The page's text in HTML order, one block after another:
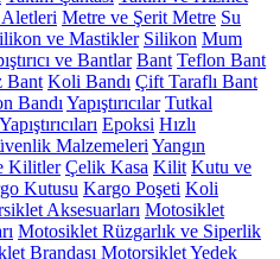
Metre ve Şerit Metre Su
ve Mastikler Silikon Mum
ve Bantlar Bant Teflon Bant
Bant Koli Bandı Çift Taraflı Bant
Bandı Yapıştırıcılar Tutkal
Epoksi Hızlı
Malzemeleri Yangın
Kilitler Çelik Kasa Kilit Kutu ve
Kutusu Kargo Poşeti Koli
Aksesuarları Motosiklet
Motosiklet Rüzgarlık ve Siperlik
Brandası Motorsiklet Yedek